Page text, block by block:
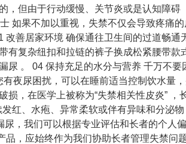
，但由于行动缓慢、关节炎或是认知障碍
如果不加以重视，失禁不仅会导致疼痛
善居家环境 确保通往卫生间的过道畅通
有复杂纽扣和拉链的裤子换成松紧腰带款
尿 。 04 保持充足的水分与营养 千万不要
夜尿困扰，可以在睡前适当控制饮水量
，在医学上被称为“失禁相关性皮炎” ，
红、水疱、异常柔软或伴有异味和分泌
，我们可以根据专业评估和长者的个人
，应始终作为我们协助长者管理失禁问